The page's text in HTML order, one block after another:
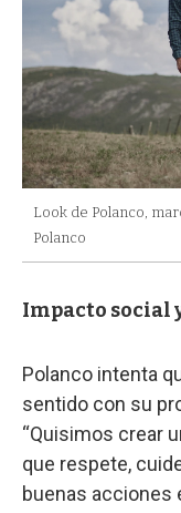
Look de Polanco,
Polanco
Impacto social
Polanco intenta
sentido con su
“Quisimos crear
que respete,
buenas acciones